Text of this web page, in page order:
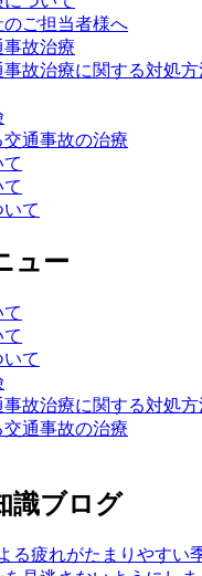
ご担当者様へ
事故治療
事故治療に関する対処方
通事故の治療
て
ュー
て
事故治療に関する対処方
通事故の治療
識ブログ
る疲れがたまりやすい